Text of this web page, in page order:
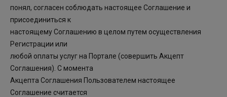
понял, согласен соблюдать настоящее Соглашение и
присоединиться к
настоящему Соглашению в целом путем осуществления
Регистрации или
любой оплаты услуг на Портале (совершить Акцепт
Соглашения). С момента
Акцепта Соглашения Пользователем настоящее
Соглашение считается